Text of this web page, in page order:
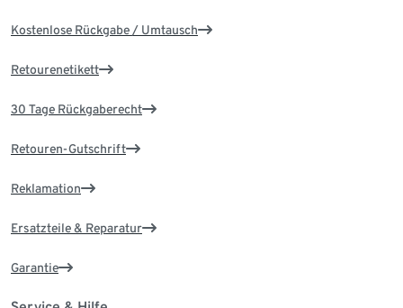
Kostenlose Rückgabe / Umtausch
Retourenetikett
30 Tage Rückgaberecht
Retouren-Gutschrift
Reklamation
Ersatzteile & Reparatur
Garantie